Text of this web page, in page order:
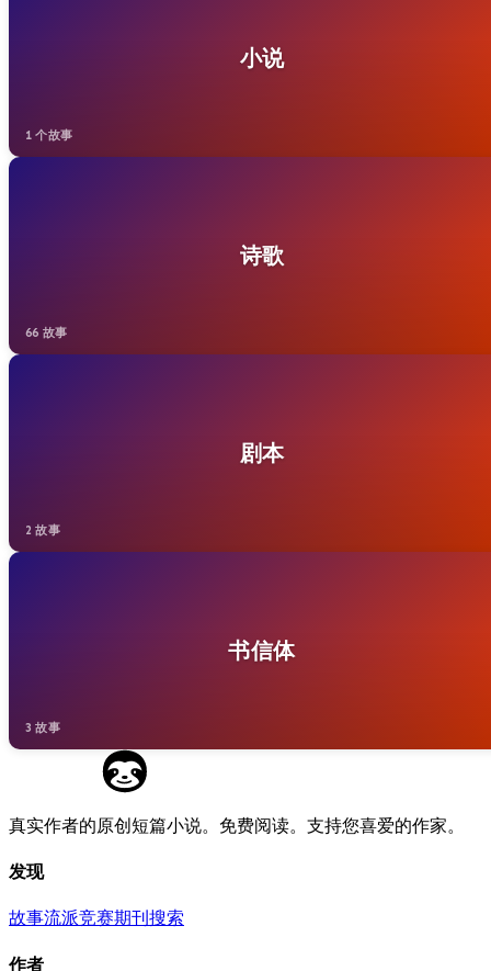
小说
1 个故事
诗歌
66 故事
剧本
2 故事
书信体
3 故事
真实作者的原创短篇小说。免费阅读。支持您喜爱的作家。
发现
故事流派竞赛期刊 搜索
作者